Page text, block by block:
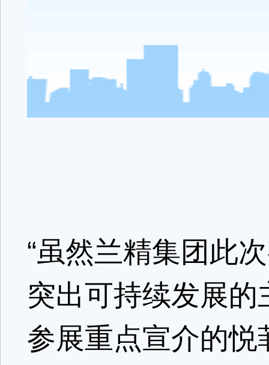
“虽然兰精集团此
突出可持续发展的
参展重点宣介的